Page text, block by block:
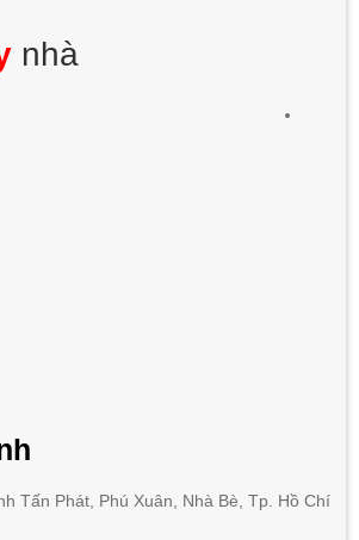
nhà
Tấn Phát, Phú Xuân, Nhà Bè, Tp. Hồ Chí